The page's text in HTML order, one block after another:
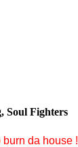
Soul Fighters
da house !